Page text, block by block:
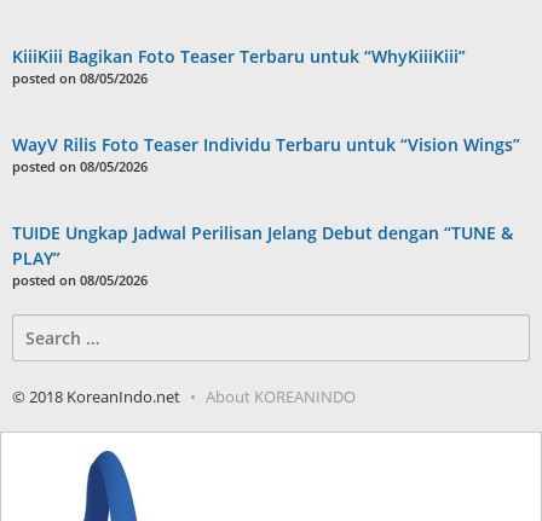
KiiiKiii Bagikan Foto Teaser Terbaru untuk “WhyKiiiKiii”
posted on 08/05/2026
WayV Rilis Foto Teaser Individu Terbaru untuk “Vision Wings”
posted on 08/05/2026
TUIDE Ungkap Jadwal Perilisan Jelang Debut dengan “TUNE &
PLAY”
posted on 08/05/2026
for:
© 2018 KoreanIndo.net About KOREANINDO